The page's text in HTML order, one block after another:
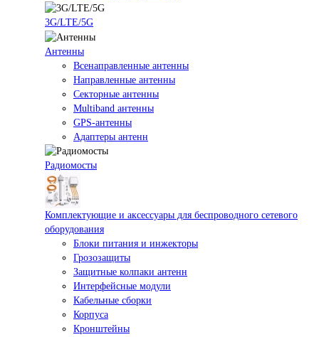
3G/LTE/5G
Антенны
Всенаправленные антенны
Направленные антенны
Секторные антенны
Multiband антенны
GPS-антенны
Адаптеры антенн
Радиомосты
Комплектующие и аксессуары для беспроводного сетевого
оборудования
Блоки питания и инжекторы
Грозозащиты
Защитные колпаки антенн
Интерфейсные модули
Кабельные сборки
Корпуса
Кронштейны